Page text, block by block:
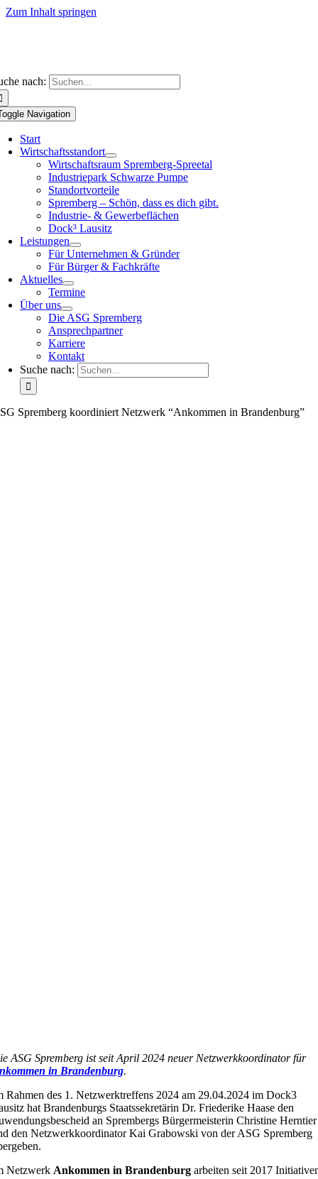
Zum Inhalt springen
nach:
Navigation
Start
Wirtschaftsstandort
Wirtschaftsraum Spremberg-Spreetal
Industriepark Schwarze Pumpe
Standortvorteile
Spremberg – Schön, dass es dich gibt.
Industrie- & Gewerbeflächen
Dock³ Lausitz
Leistungen
Für Unternehmen & Gründer
Für Bürger & Fachkräfte
Aktuelles
Termine
Über uns
Die ASG Spremberg
Ansprechpartner
Karriere
Kontakt
Suche nach:
Spremberg koordiniert Netzwerk “Ankommen in Brandenburg”
ASG Spremberg ist seit April 2024 neuer Netzwerkkoordinator für
in Brandenburg.
Rahmen des 1. Netzwerktreffens 2024 am 29.04.2024 im Dock3
hat Brandenburgs Staatssekretärin Dr. Friederike Haase den
an Sprembergs Bürgermeisterin Christine Herntier
den Netzwerkkoordinator Kai Grabowski von der ASG Spremberg
Netzwerk Ankommen in Brandenburg arbeiten seit 2017